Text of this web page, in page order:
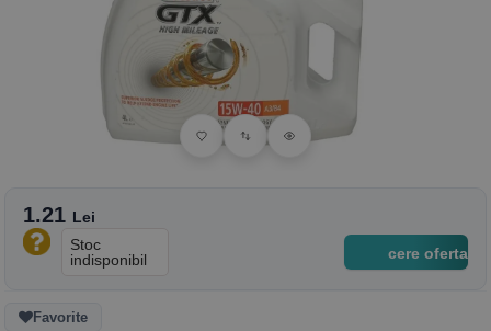
1.21 Lei
Stoc
indisponibil
cere oferta
Favorite